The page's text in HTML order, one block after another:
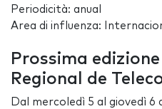
Periodicità: anual
Area di influenza:
Prossima
Regional de
Dal mercoledì 5 al giovedì 6